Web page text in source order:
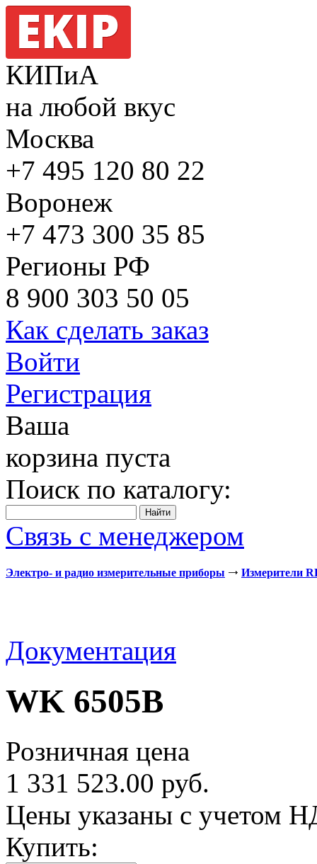
КИПиА
на любой вкус
Москва
+7 495 120 80 22
Воронеж
+7 473 300 35 85
Регионы РФ
8 900 303 50 05
Как сделать заказ
Войти
Регистрация
Ваша
корзина пуста
Поиск по каталогу:
Связь с менеджером
Электро- и радио измерительные приборы Измерители
Документация
WK 6505B
Розничная цена
1 331 523.00 руб.
Цены указаны с учетом
Купить: